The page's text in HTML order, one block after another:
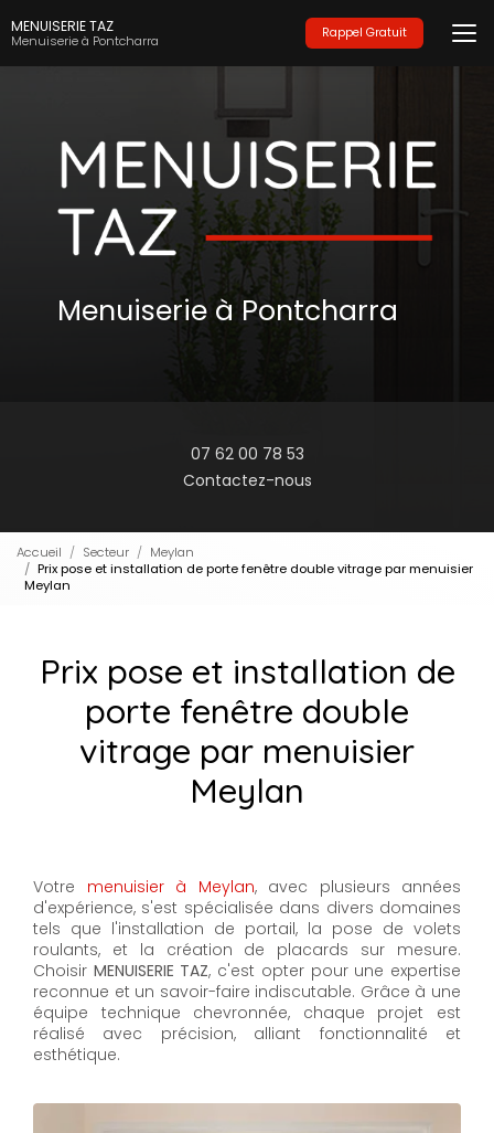
au
contenu
principal
MENUISERIE TAZ
Menuiserie à Pontcharra Rappel Gratuit
Menuiserie à Pontcharra
07 62 00 78 53
Contactez-nous
Accueil Secteur
Meylan
Prix pose et installation de porte fenêtre double vitrage par menuisier
Meylan
Prix pose et installation de
porte fenêtre double
vitrage par menuisier
Meylan
Votre menuisier à Meylan, avec plusieurs années
d'expérience, s'est spécialisée dans divers domaines
tels que l'installation de portail, la pose de volets
roulants, et la création de placards sur mesure.
Choisir MENUISERIE TAZ, c'est opter pour une expertise
reconnue et un savoir-faire indiscutable. Grâce à une
équipe technique chevronnée, chaque projet est
réalisé avec précision, alliant fonctionnalité et
esthétique.